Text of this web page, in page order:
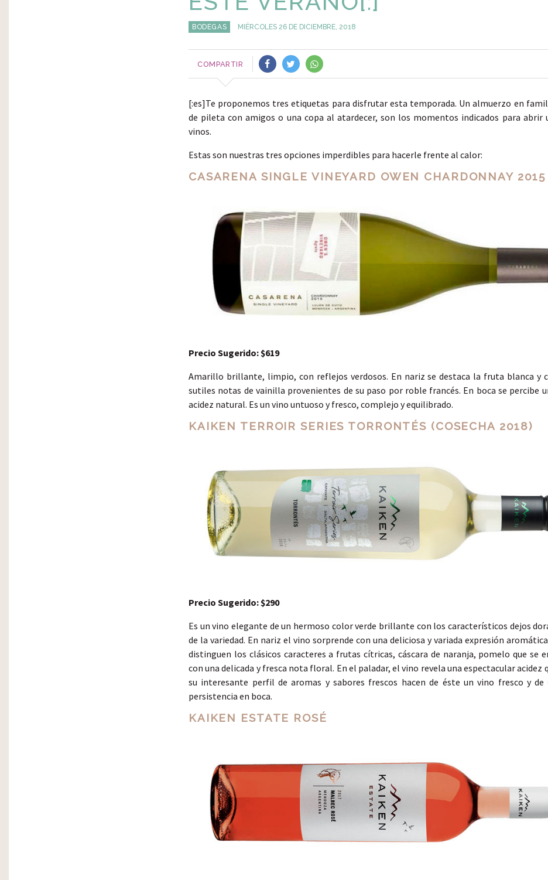
BODEGAS MIÉRCOLES 26 DE DICIEMBRE, 2018
COMPARTIR
[:es]Te proponemos tres etiquetas para disfrutar esta temporada. Un almuerzo en
de pileta con amigos o una copa al atardecer, son los momentos indicados para abrir
vinos.
Estas son nuestras tres opciones imperdibles para hacerle frente al calor:
CASARENA SINGLE VINEYARD OWEN CHARDONNAY 2015
Precio Sugerido: $619
Amarillo brillante, limpio, con reflejos verdosos. En nariz se destaca la fruta blanca y
sutiles notas de vainilla provenientes de su paso por roble francés. En boca se percibe
acidez natural. Es un vino untuoso y fresco, complejo y equilibrado.
KAIKEN TERROIR SERIES TORRONTÉS (COSECHA 2018)
Precio Sugerido: $290
Es un vino elegante de un hermoso color verde brillante con los característicos dejos
de la variedad. En nariz el vino sorprende con una deliciosa y variada expresión
distinguen los clásicos caracteres a frutas cítricas, cáscara de naranja, pomelo que se
con una delicada y fresca nota floral. En el paladar, el vino revela una espectacular acidez
su interesante perfil de aromas y sabores frescos hacen de éste un vino fresco y de
persistencia en boca.
KAIKEN ESTATE ROSÉ